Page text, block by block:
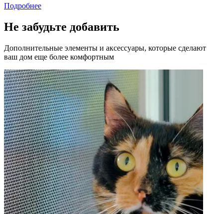
Подробнее
Не забудьте добавить
Дополнительные элементы и аксессуары, которые сделают
ваш дом еще более комфортным